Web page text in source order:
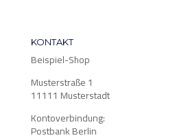
KONTAKT
Beispiel-Shop
Musterstraße 1
11111 Musterstadt
Kontoverbindung:
Postbank Berlin